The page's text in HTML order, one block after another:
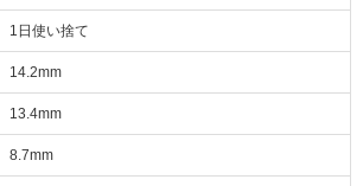
1日使い捨て
14.2mm
13.4mm
8.7mm